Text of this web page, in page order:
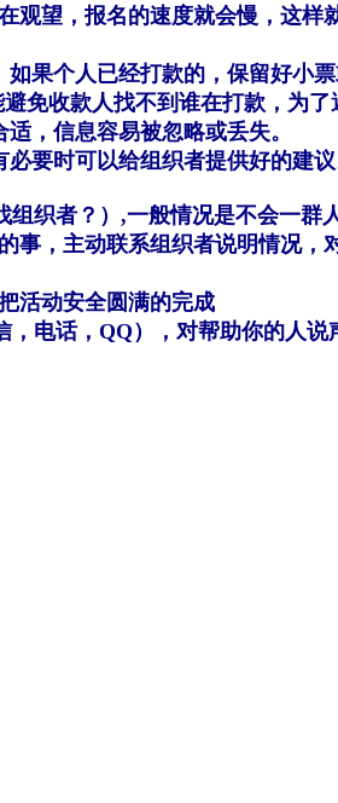
观望，报名的速度就会慢，这样
果个人已经打款的，保留好小
免收款人找不到谁在打款， 为了
，信息容易被忽略或丢失。
要时可以给组织者提供好的建议
织者？）,一般情况是不会一群
事，主动联系组织者说明情况，
活动安全圆满的完成
电话，QQ），对帮助你的人说